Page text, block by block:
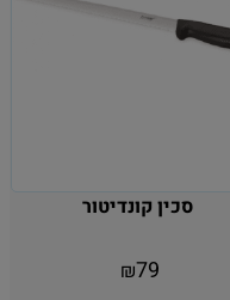
סכין קונדיטור
₪79